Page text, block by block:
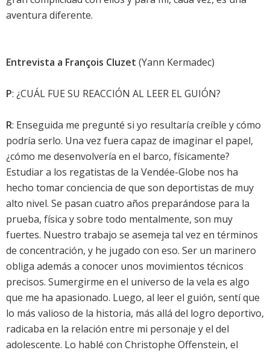
aventura diferente.
Entrevista a François Cluzet (Yann Kermadec)
P: ¿CUÁL FUE SU REACCIÓN AL LEER EL GUIÓN?
R: Enseguida me pregunté si yo resultaría creíble y cómo
podría serlo. Una vez fuera capaz de imaginar el papel,
¿cómo me desenvolvería en el barco, físicamente?
Estudiar a los regatistas de la Vendée-Globe nos ha
hecho tomar conciencia de que son deportistas de muy
alto nivel. Se pasan cuatro años preparándose para la
prueba, física y sobre todo mentalmente, son muy
fuertes. Nuestro trabajo se asemeja tal vez en términos
de concentración, y he jugado con eso. Ser un marinero
obliga además a conocer unos movimientos técnicos
precisos. Sumergirme en el universo de la vela es algo
que me ha apasionado. Luego, al leer el guión, sentí que
lo más valioso de la historia, más allá del logro deportivo,
radicaba en la relación entre mi personaje y el del
adolescente. Lo hablé con Christophe Offenstein, el